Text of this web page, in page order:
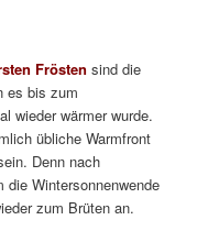
Frösten sind die
es bis zum
wieder wärmer wurde.
übliche Warmfront
Denn nach
die Wintersonnenwende
zum Brüten an.